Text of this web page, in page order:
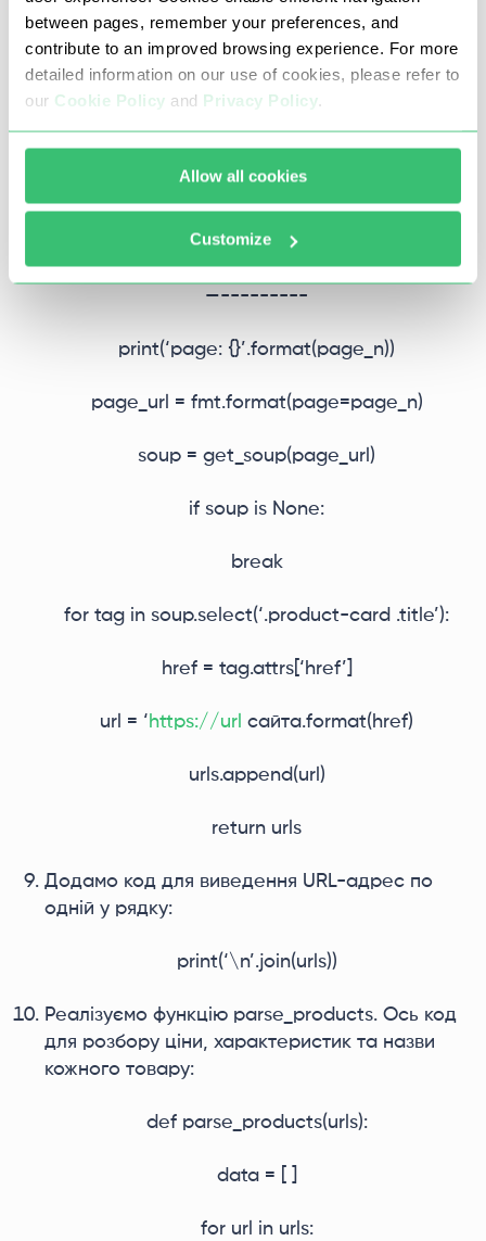
between pages, remember your preferences, and
contribute to an improved browsing experience. For more
detailed information on our use of cookies, please refer to
our Cookie Policy and Privacy Policy.
Allow all cookies
Customize
soup = BeautifulSoup(response.text,
features=’html.parser’)
else:
return soup
—---------
print(‘page: {}’.format(page_n))
page_url = fmt.format(page=page_n)
soup = get_soup(page_url)
if soup is None:
break
for tag in soup.select(‘.product-card .title’):
href = tag.attrs[‘href’]
url = ‘https://url сайта.format(href)
urls.append(url)
return urls
Додамо код для виведення URL-адрес по
одній у рядку:
print(‘\n’.join(urls))
Реалізуємо функцію parse_products. Ось код
для розбору ціни, характеристик та назви
кожного товару:
def parse_products(urls):
data = [ ]
for url in urls: